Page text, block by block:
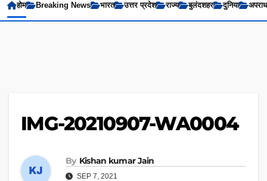
होम Breaking News भारत उत्तर प्रदेश राज्य बुलंदशहर दुनिया अपराध
IMG-20210907-WA0004
By Kishan kumar Jain
SEP 7, 2021